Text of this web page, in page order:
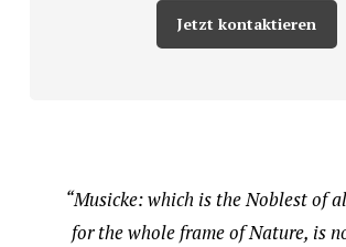
Jetzt kontaktieren
“Musicke: which is the Noblest of
for the whole frame of Nature, is